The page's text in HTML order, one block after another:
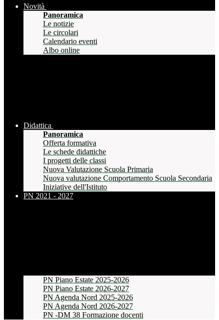
Novità
Panoramica
Le notizie
Le circolari
Calendario eventi
Albo online
Didattica
Panoramica
Offerta formativa
Le schede didattiche
I progetti delle classi
Nuova Valutazione Scuola Primaria
Nuova valutazione Comportamento Scuola Secondaria
Iniziative dell'Istituto
PN 2021 - 2027
PN Piano Estate 2025-2026
PN Piano Estate 2026-2027
PN Agenda Nord 2025-2026
PN Agenda Nord 2026-2027
PN -DM 38 Formazione docenti